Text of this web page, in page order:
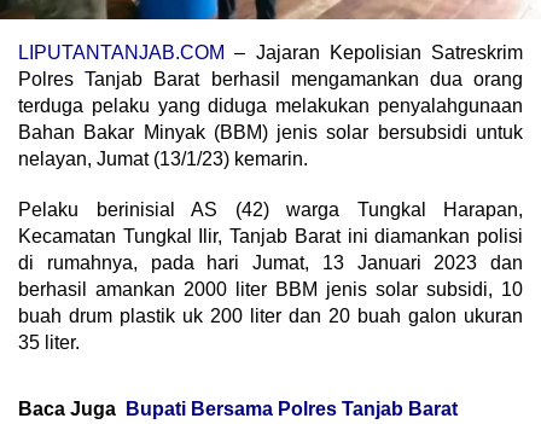
LIPUTANTANJAB.COM – Jajaran Kepolisian Satreskrim
Polres Tanjab Barat berhasil mengamankan dua orang
terduga pelaku yang diduga melakukan penyalahgunaan
Bahan Bakar Minyak (BBM) jenis solar bersubsidi untuk
nelayan, Jumat (13/1/23) kemarin.
Pelaku berinisial AS (42) warga Tungkal Harapan,
Kecamatan Tungkal Ilir, Tanjab Barat ini diamankan polisi
di rumahnya, pada hari Jumat, 13 Januari 2023 dan
berhasil amankan 2000 liter BBM jenis solar subsidi, 10
buah drum plastik uk 200 liter dan 20 buah galon ukuran
35 liter.
Baca Juga
Bupati Bersama Polres Tanjab Barat